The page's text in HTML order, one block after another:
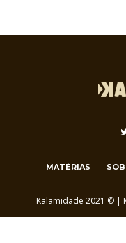
MATÉRIAS
Kalamidade 2021 © |